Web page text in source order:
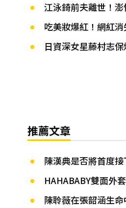
江泳錡前夫離世！
吃美妝爆紅！網紅
日資深女星藤村志
推薦文章
陳漢典是否將首度
HAHABABY雙面外
陳聆薇在張韶涵生